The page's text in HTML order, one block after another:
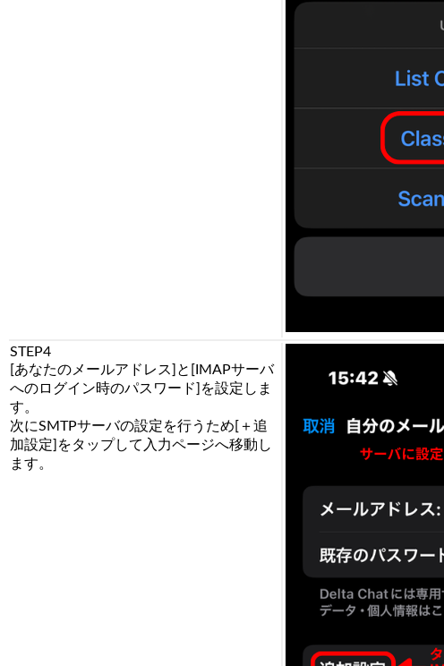
STEP4
[あなたのメールアドレス]と[IMAPサーバ
へのログイン時のパスワード]を設定しま
す。
次にSMTPサーバの設定を行うため[＋追
加設定]をタップして入力ページへ移動し
ます。